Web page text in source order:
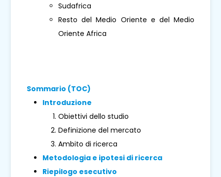
Sudafrica
Resto del Medio Oriente e del Medio
Oriente Africa
Sommario (TOC)
Introduzione
Obiettivi dello studio
Definizione del mercato
Ambito di ricerca
Metodologia e ipotesi di ricerca
Riepilogo esecutivo